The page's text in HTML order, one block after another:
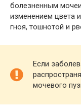
болезненным
изменением цвета
гноя, тошнотой и
Если
мочевого